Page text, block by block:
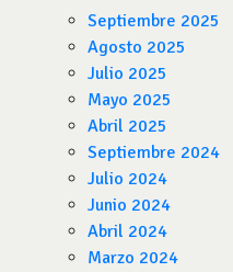
Septiembre 2025
Agosto 2025
Julio 2025
Mayo 2025
Abril 2025
Septiembre 2024
Julio 2024
Junio 2024
Abril 2024
Marzo 2024